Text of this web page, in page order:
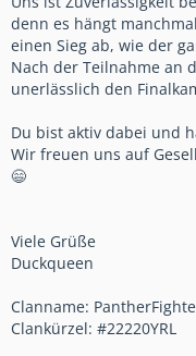
denn es hängt
einen Sieg ab, wie der
Nach der Teilnahme an
unerlässlich den
Du bist aktiv dabei und
Wir freuen uns auf
😄
Viele Grüße
Duckqueen
Clanname:
Clankürzel: #22220YRL